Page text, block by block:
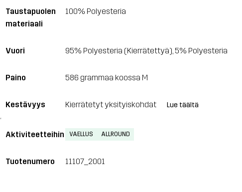
Taustapuolen
materiaali
100% Polyesteria
Vuori 95% Polyesteria (Kierrätettyä), 5% Polyesteria
Paino 586 grammaa koossa M
Kestävyys Kierrätetyt yksityiskohdat Lue täältä
Aktiviteetteihin VAELLUS ALLROUND
Tuotenumero 11107_2001